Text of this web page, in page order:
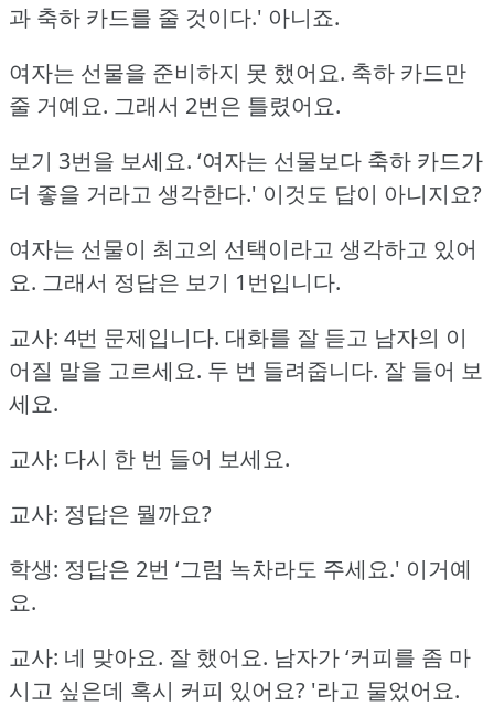
과 축하 카드를 줄 것이다.' 아니죠.
여자는 선물을 준비하지 못 했어요. 축하 카드만
줄 거예요. 그래서 2번은 틀렸어요.
보기 3번을 보세요. ‘여자는 선물보다 축하 카드가
더 좋을 거라고 생각한다.' 이것도 답이 아니지요?
여자는 선물이 최고의 선택이라고 생각하고 있어
요. 그래서 정답은 보기 1번입니다.
교사: 4번 문제입니다. 대화를 잘 듣고 남자의 이
어질 말을 고르세요. 두 번 들려줍니다. 잘 들어 보
세요.
교사: 다시 한 번 들어 보세요.
교사: 정답은 뭘까요?
학생: 정답은 2번 ‘그럼 녹차라도 주세요.' 이거예
요.
교사: 네 맞아요. 잘 했어요. 남자가 ‘커피를 좀 마
시고 싶은데 혹시 커피 있어요? '라고 물었어요.